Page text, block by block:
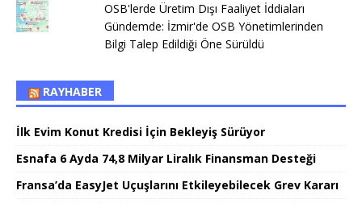
OSB'lerde Üretim Dışı Faaliyet İddiaları
Gündemde: İzmir'de OSB Yönetimlerinden
Bilgi Talep Edildiği Öne Sürüldü
RAYHABER
İlk Evim Konut Kredisi İçin Bekleyiş Sürüyor
Esnafa 6 Ayda 74,8 Milyar Liralık Finansman Desteği
Fransa’da EasyJet Uçuşlarını Etkileyebilecek Grev Kararı